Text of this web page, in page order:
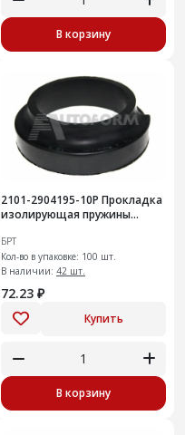
В корзину
2101-2904195-10Р Прокладка
изолирующая пружины
БРТ
Кол-во в упаковке: 100 шт.
В наличии: 42 шт.
72.23 ₽
Купить
В корзину